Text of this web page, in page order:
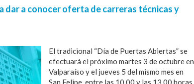
dar a conocer oferta de carreras técnicas y
El tradicional “Día de Puertas Abiertas” se
efectuará el próximo martes 3 de octubre en
Valparaíso y el jueves 5 del mismo mes en
San Felipe, entre las 10.00 y las 13.00 horas.